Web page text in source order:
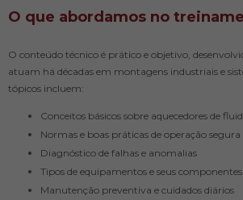
O que abordamos no
O conteúdo técnico é prático e objetivo,
atuam há décadas em montagens industriais e
tópicos incluem:
Conceitos básicos sobre aquecedores de
Normas e boas práticas de operação segura
Diagnóstico de falhas e anomalias
Tipos de equipamentos e seus componentes
Manutenção preventiva e cuidados diários